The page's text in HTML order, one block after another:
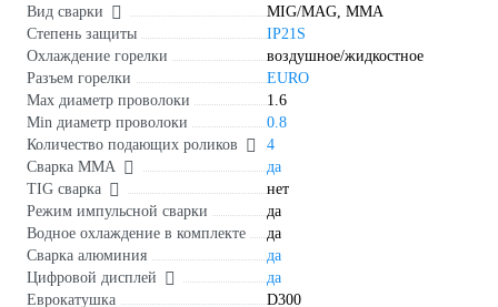
Вид сварки
MIG/MAG, MMA
Степень защиты
IP21S
Охлаждение горелки
воздушное/жидкостное
Разъем горелки
EURO
Max диаметр проволоки
1.6
Min диаметр проволоки
0.8
Количество подающих роликов
4
Сварка ММА
да
TIG сварка
нет
Режим импульсной сварки
да
Водное охлаждение в комплекте
да
Сварка алюминия
да
Цифровой дисплей
да
Еврокатушка
D300